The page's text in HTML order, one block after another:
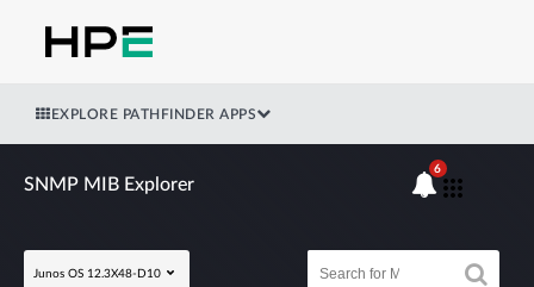
EXPLORE PATHFINDER APPS
SNMP MIB Explorer
Junos OS 12.3X48-D10
6